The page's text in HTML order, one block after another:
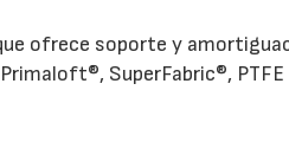
ofrece soporte y
SuperFabric®,